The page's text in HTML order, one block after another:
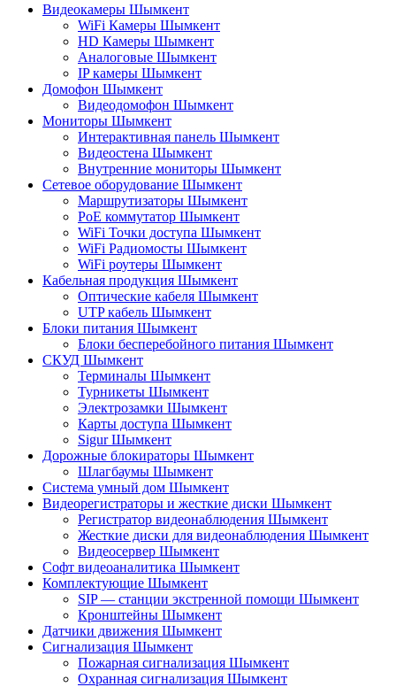
Видеокамеры Шымкент
WiFi Камеры Шымкент
HD Камеры Шымкент
Аналоговые Шымкент
IP камеры Шымкент
Домофон Шымкент
Видеодомофон Шымкент
Мониторы Шымкент
Интерактивная панель Шымкент
Видеостена Шымкент
Внутренние мониторы Шымкент
Сетевое оборудование Шымкент
Маршрутизаторы Шымкент
PoE коммутатор Шымкент
WiFi Точки доступа Шымкент
WiFi Радиомосты Шымкент
WiFi роутеры Шымкент
Кабельная продукция Шымкент
Оптические кабеля Шымкент
UTP кабель Шымкент
Блоки питания Шымкент
Блоки бесперебойного питания Шымкент
СКУД Шымкент
Терминалы Шымкент
Турникеты Шымкент
Электрозамки Шымкент
Карты доступа Шымкент
Sigur Шымкент
Дорожные блокираторы Шымкент
Шлагбаумы Шымкент
Система умный дом Шымкент
Видеорегистраторы и жесткие диски Шымкент
Регистратор видеонаблюдения Шымкент
Жесткие диски для видеонаблюдения Шымкент
Видеосервер Шымкент
Софт видеоаналитика Шымкент
Комплектующие Шымкент
SIP — станции экстренной помощи Шымкент
Кронштейны Шымкент
Датчики движения Шымкент
Сигнализация Шымкент
Пожарная сигнализация Шымкент
Охранная сигнализация Шымкент